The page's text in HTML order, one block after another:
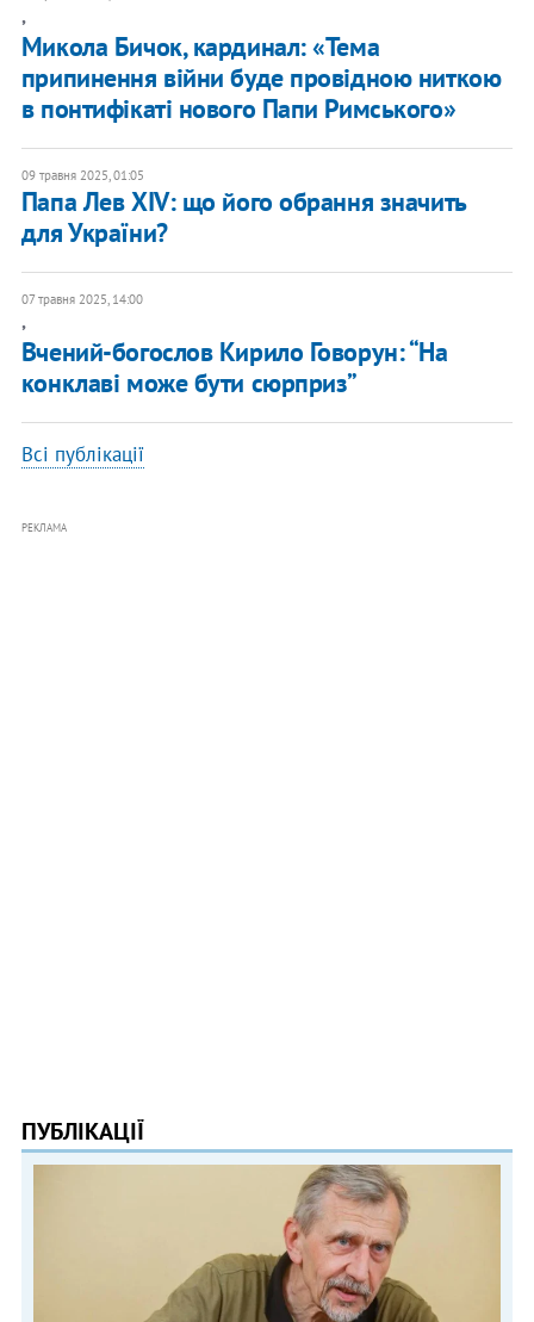
,
Микола Бичок, кардинал: «Тема
припинення війни буде провідною ниткою
в понтифікаті нового Папи Римського»
09 травня 2025, 01:05
Папа Лев XIV: що його обрання значить
для України?
07 травня 2025, 14:00
,
Вчений-богослов Кирило Говорун: “На
конклаві може бути сюрприз”
Всі публікації
РЕКЛАМА
ПУБЛІКАЦІЇ